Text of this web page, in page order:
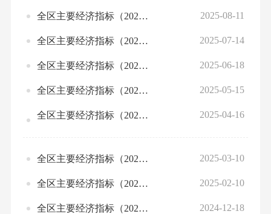
全区主要经济指标（2025年7月） 2025-08-11
全区主要经济指标（2025年第二季度） 2025-07-14
全区主要经济指标（2025年5月） 2025-06-18
全区主要经济指标（2025年4月） 2025-05-15
全区主要经济指标（2025年第一季度） 2025-04-16
全区主要经济指标（2025年2月） 2025-03-10
全区主要经济指标（2024年12月） 2025-02-10
全区主要经济指标（2024年11月） 2024-12-18